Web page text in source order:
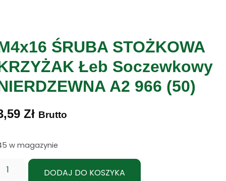
ŚRUBA STOŻKOWA
Łeb Soczewkowy
A2 966 (50)
Zł Brutto
w magazynie
DODAJ DO KOSZYKA